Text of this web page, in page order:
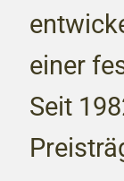
einer
Seit